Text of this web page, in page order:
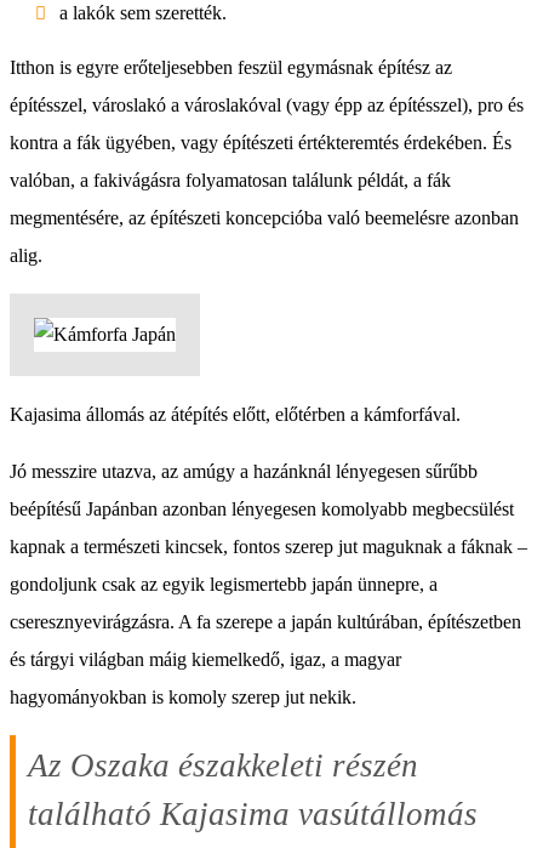
a lakók sem szerették.
Itthon is egyre erőteljesebben feszül egymásnak építész az
építésszel, városlakó a városlakóval (vagy épp az építésszel), pro és
kontra a fák ügyében, vagy építészeti értékteremtés érdekében. És
valóban, a fakivágásra folyamatosan találunk példát, a fák
megmentésére, az építészeti koncepcióba való beemelésre azonban
alig.
Kajasima állomás az átépítés előtt, előtérben a kámforfával.
Jó messzire utazva, az amúgy a hazánknál lényegesen sűrűbb
beépítésű Japánban azonban lényegesen komolyabb megbecsülést
kapnak a természeti kincsek, fontos szerep jut maguknak a fáknak –
gondoljunk csak az egyik legismertebb japán ünnepre, a
cseresznyevirágzásra. A fa szerepe a japán kultúrában, építészetben
és tárgyi világban máig kiemelkedő, igaz, a magyar
hagyományokban is komoly szerep jut nekik.
Az Oszaka északkeleti részén
található Kajasima vasútállomás